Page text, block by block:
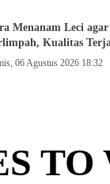
Menanam Leci
Kualitas
06 Agustus 2026 18:32
TO